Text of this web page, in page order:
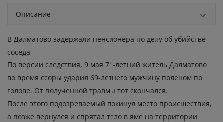
Описание
В Далматово задержали пенсионера по делу об убийстве
соседа
По версии следствия, 9 мая 71-летний житель Далматово
во время ссоры ударил 69-летнего мужчину поленом по
голове. От полученной травмы тот скончался.
После этого подозреваемый покинул место происшествия,
а позже вернулся и спрятал тело в яме на территории